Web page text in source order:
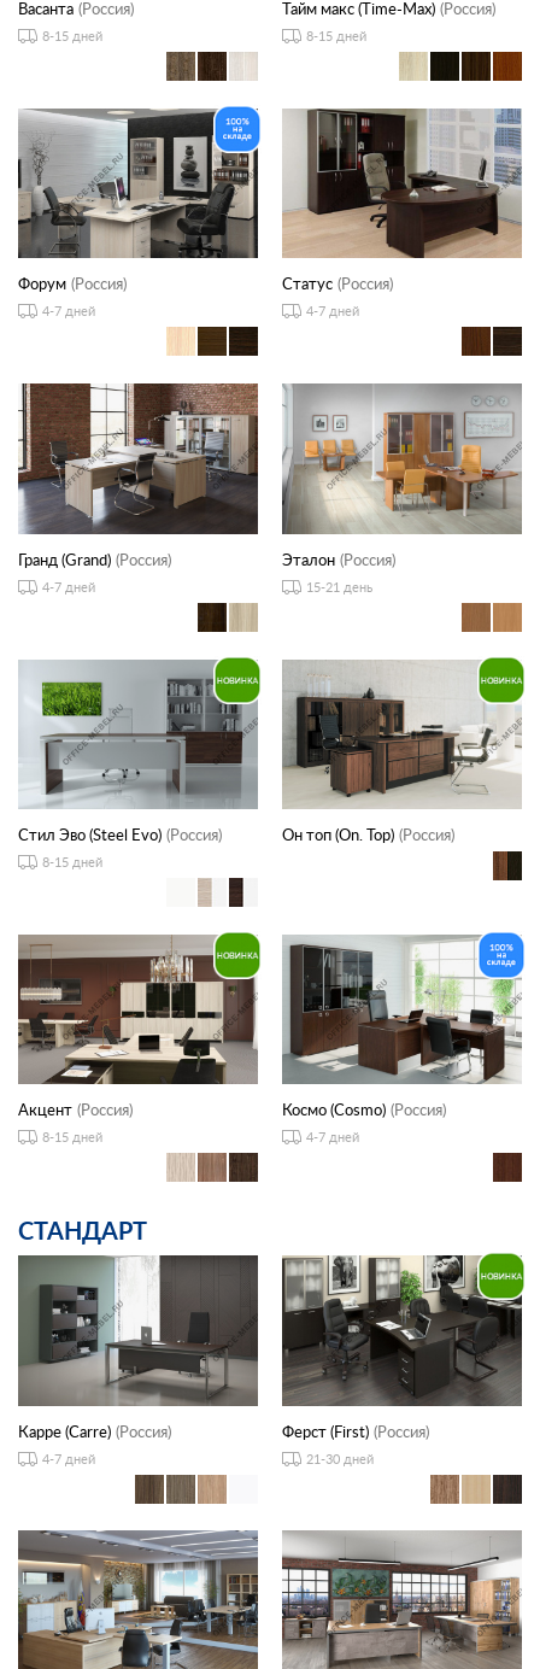
Васанта (Россия)
8-15 дней
Тайм макс (Time-Max) (Россия)
8-15 дней
Форум (Россия)
4-7 дней
Статус (Россия)
4-7 дней
Гранд (Grand) (Россия)
4-7 дней
Эталон (Россия)
15-21 день
Стил Эво (Steel Evo) (Россия)
8-15 дней
Он топ (On. Top) (Россия)
Акцент (Россия)
8-15 дней
Космо (Cosmo) (Россия)
4-7 дней
СТАНДАРТ
Карре (Carre) (Россия)
4-7 дней
Ферст (First) (Россия)
21-30 дней